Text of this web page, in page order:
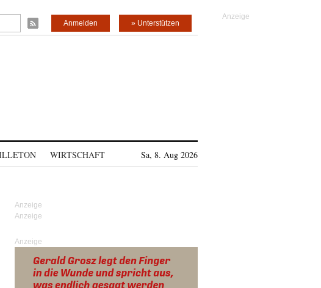
» Unterstützen
Anmelden
WIRTSCHAFT Sa, 8. Aug 2026
Anzeige